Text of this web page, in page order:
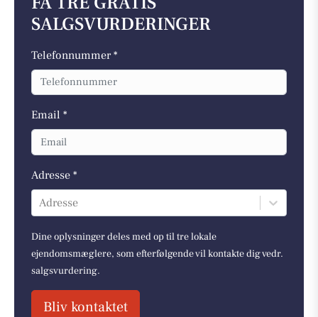
SALGSVURDERINGER
Telefonnummer *
Email *
Adresse *
Adresse
Dine oplysninger deles med op til tre lokale
ejendomsmæglere, som efterfølgende vil kontakte dig vedr.
salgsvurdering.
Bliv kontaktet